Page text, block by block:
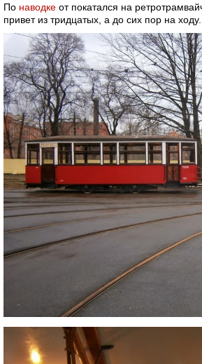
По наводке от покатался на
привет из тридцатых, а до сих пор на